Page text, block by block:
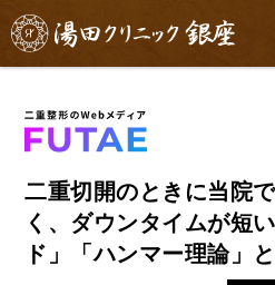
二重切開のときに当院
く、ダウンタイムが短
ド」「ハンマー理論」